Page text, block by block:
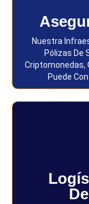
Nuestra
Pólizas De
Criptomonedas,
Puede